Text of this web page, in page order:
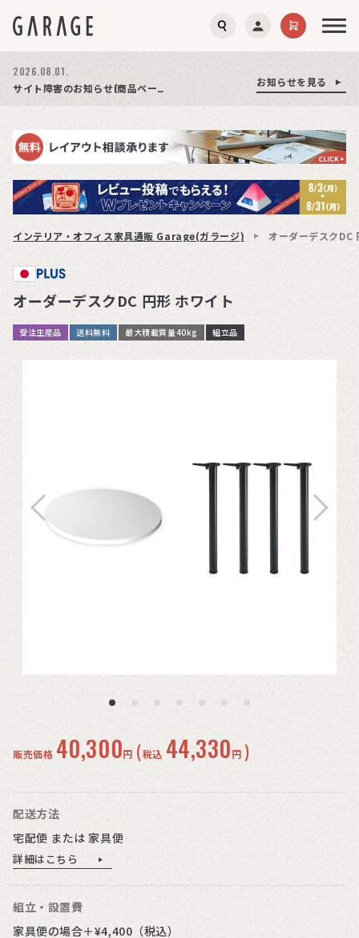
お知らせを見る
商品ページ障害復旧のお知らせ お知らせを見る
2026.08.01.
サイト障害のお知らせ(商品ページが正常に表示されない事象発生)
お知らせを見る
インテリア・オフィス家具通販 Garage(ガラージ) オーダーデスクDC
オーダーデスクDC 円形 ホワイト
受注生産品 送料無料 最大積載質量40kg 組立品
販売価格 40,300円 (税込 44,330円 )
配送方法
宅配便 または 家具便
詳細はこちら
組立・設置費
家具便の場合＋¥4,400（税込）